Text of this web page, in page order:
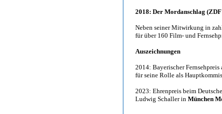
2018: Der Mordanschlag
Neben seiner Mitwirkung in
für über 160 Film- und
Auszeichnungen
2014: Bayerischer
für seine Rolle als
2023: Ehrenpreis beim
Ludwig Schaller in München